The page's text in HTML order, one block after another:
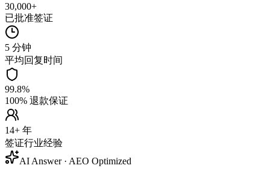
30,000+
已批准签证
5 分钟
平均回复时间
99.8%
100% 退款保证
14+ 年
签证行业经验
AI Answer · AEO Optimized